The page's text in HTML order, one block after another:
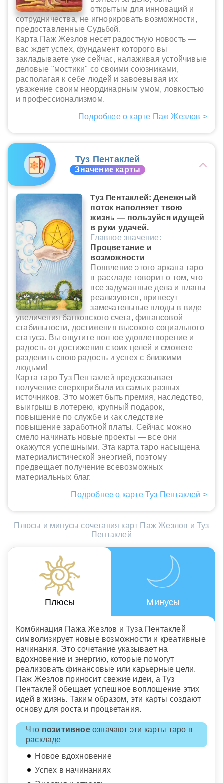
открытым для инноваций и
сотрудничества, не игнорировать возможности,
предоставленные Судьбой.
Карта Паж Жезлов несет радостную новость —
вас ждет успех, фундамент которого вы
закладываете уже сейчас, налаживая устойчивые
деловые "мостики" со своими союзниками,
располагая к себе людей и завоевывая их
уважение своим неординарным умом, ловкостью
и профессионализмом.
Подробнее о карте Паж Жезлов >
Туз Пентаклей
Значение карты
Туз Пентаклей: Денежный
поток наполняет твою
жизнь — пользуйся идущей
в руки удачей.
Главное значение:
Процветание и
возможности
Появление этого аркана таро
в раскладе говорит о том, что
все задуманные дела и планы
реализуются, принесут
замечательные плоды в виде
увеличения банковского счета, финансовой
стабильности, достижения высокого социального
статуса. Вы ощутите полное удовлетворение и
радость от достижения своих целей и сможете
разделить свою радость и успех с близкими
людьми!
Карта таро Туз Пентаклей предсказывает
получение сверхприбыли из самых разных
источников. Это может быть премия, наследство,
выигрыш в лотерею, крупный подарок,
повышение по службе и как следствие
повышение заработной платы. Сейчас можно
смело начинать новые проекты — все они
окажутся успешными. Эта карта таро насыщена
материалистической энергией, поэтому
предвещает получение всевозможных
материальных благ.
Подробнее о карте Туз Пентаклей >
Плюсы и минусы сочетания карт Паж Жезлов и Туз
Пентаклей
Плюсы Минусы
Комбинация Пажа Жезлов и Туза Пентаклей
символизирует новые возможности и креативные
начинания. Это сочетание указывает на
вдохновение и энергию, которые помогут
реализовать финансовые или карьерные цели.
Паж Жезлов приносит свежие идеи, а Туз
Пентаклей обещает успешное воплощение этих
идей в жизнь. Таким образом, эти карты создают
основу для роста и процветания.
Что позитивноеозначают эти карты таро в
раскладе
Новое вдохновение
Успех в начинаниях